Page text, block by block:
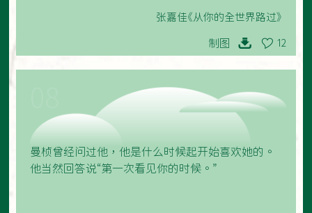
张嘉佳《从你的全世界路过》
制图 12
曼桢曾经问过他，他是什么时候起开始喜欢她的。
他当然回答说“第一次看见你的时候。”